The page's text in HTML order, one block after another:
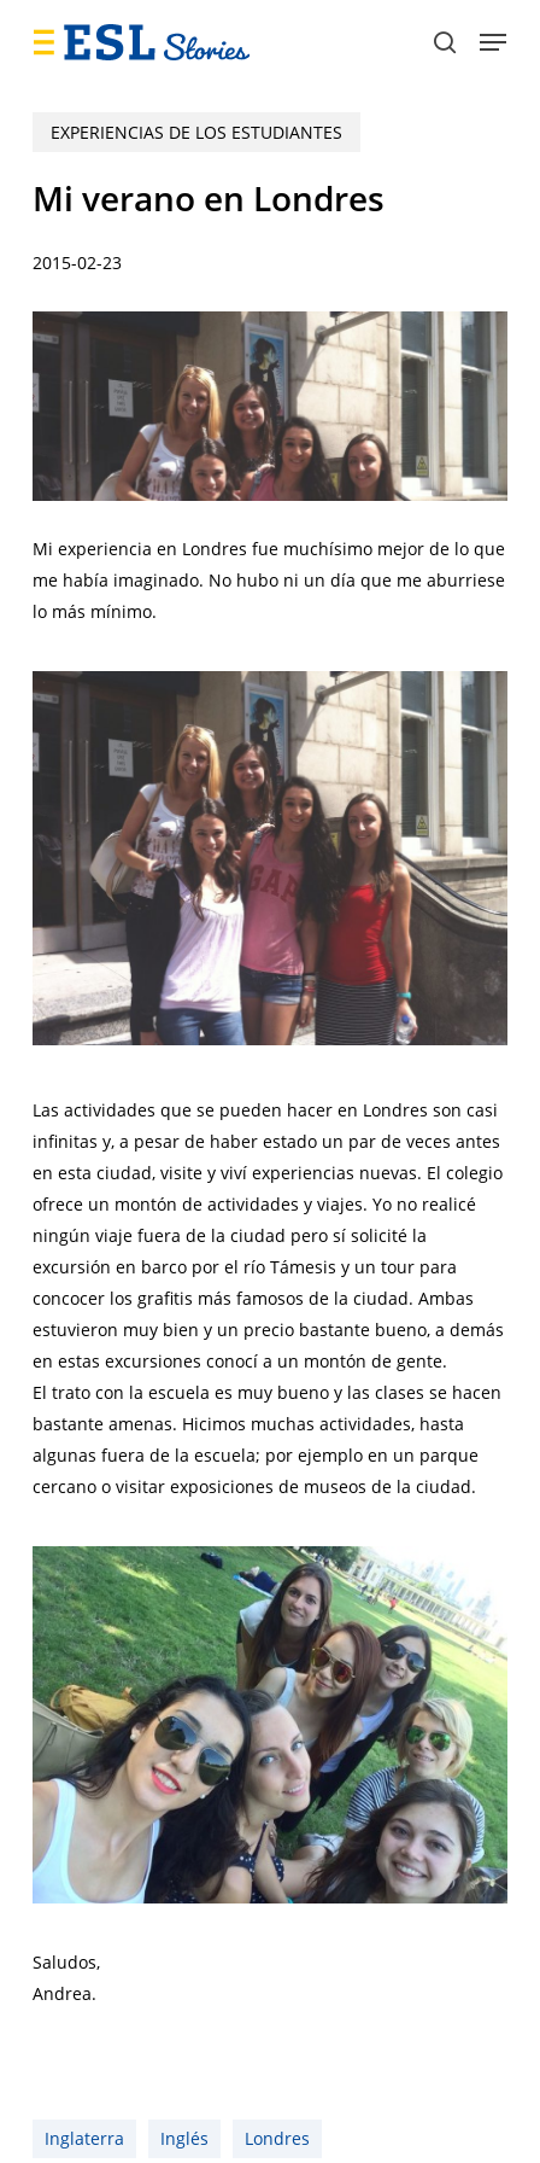
search
Menu
EXPERIENCIAS DE LOS ESTUDIANTES
Mi verano en Londres
2015-02-23
Mi experiencia en Londres fue muchísimo mejor de lo que
me había imaginado. No hubo ni un día que me aburriese
lo más mínimo.
Las actividades que se pueden hacer en Londres son casi
infinitas y, a pesar de haber estado un par de veces antes
en esta ciudad, visite y viví experiencias nuevas. El colegio
ofrece un montón de actividades y viajes. Yo no realicé
ningún viaje fuera de la ciudad pero sí solicité la
excursión en barco por el río Támesis y un tour para
concocer los grafitis más famosos de la ciudad. Ambas
estuvieron muy bien y un precio bastante bueno, a demás
en estas excursiones conocí a un montón de gente.
El trato con la escuela es muy bueno y las clases se hacen
bastante amenas. Hicimos muchas actividades, hasta
algunas fuera de la escuela; por ejemplo en un parque
cercano o visitar exposiciones de museos de la ciudad.
Saludos,
Andrea.
Inglaterra Inglés Londres